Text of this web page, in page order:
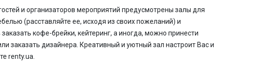
и организаторов мероприятий предусмотрены залы для
(расставляйте ее, исходя из своих пожеланий) и
кофе-брейки, кейтеринг, а иногда, можно принести
заказать дизайнера. Креативный и уютный зал настроит Вас и
renty.ua.